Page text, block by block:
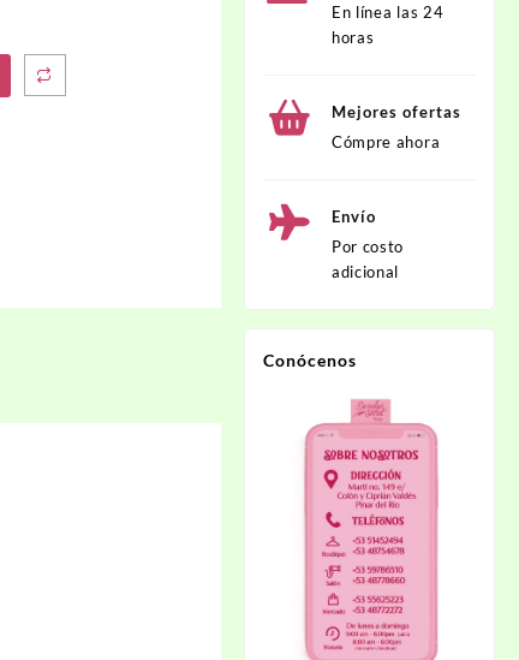
En línea las 24
horas
Mejores ofertas
Cómpre ahora
Envío
Por costo
adicional
Conócenos